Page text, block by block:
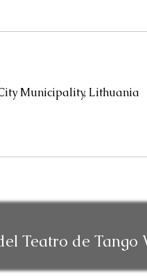
Municipality, Lithuania
Teatro de Tango